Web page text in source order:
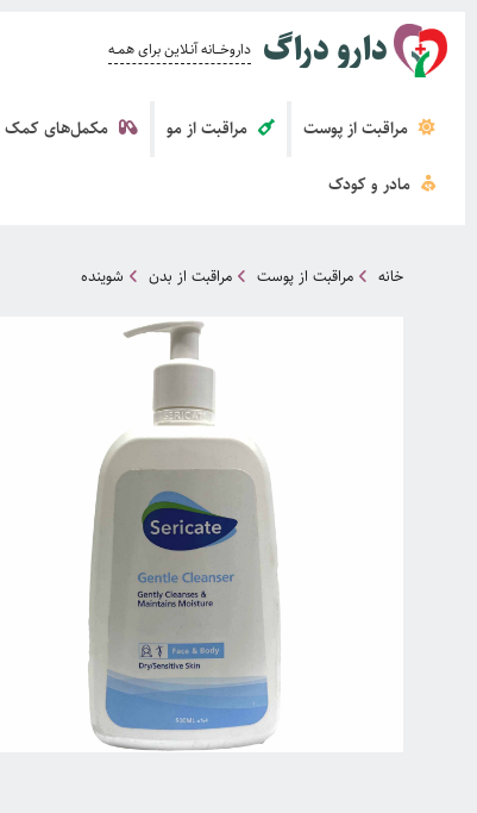
دارو دراگ داروخــــانه آنــلاین برای همــه
مراقبت از پوست مراقبت از مو مکمل‌های کمک
مادر و کودک
خانه مراقبت از پوست مراقبت از بدن شوینده